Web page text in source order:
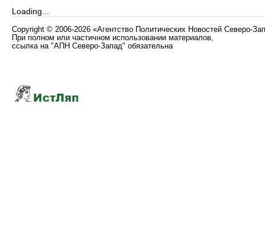
Loading...
Copyright © 2006-2026 «Агентство Политических Новостей Северо-
При полном или частичном использовании материалов,
ссылка на "АПН Северо-Запад" обязательна